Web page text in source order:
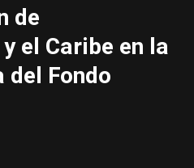
de
el Caribe en la
Fondo